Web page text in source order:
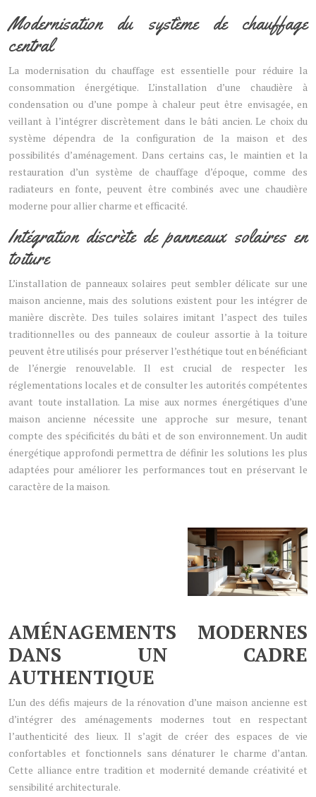
Modernisation du système de chauffage
central
La modernisation du chauffage est essentielle pour réduire la
consommation énergétique. L’installation d’une chaudière à
condensation ou d’une pompe à chaleur peut être envisagée, en
veillant à l’intégrer discrètement dans le bâti ancien. Le choix du
système dépendra de la configuration de la maison et des
possibilités d’aménagement. Dans certains cas, le maintien et la
restauration d’un système de chauffage d’époque, comme des
radiateurs en fonte, peuvent être combinés avec une chaudière
moderne pour allier charme et efficacité.
Intégration discrète de panneaux solaires en
toiture
L’installation de panneaux solaires peut sembler délicate sur une
maison ancienne, mais des solutions existent pour les intégrer de
manière discrète. Des tuiles solaires imitant l’aspect des tuiles
traditionnelles ou des panneaux de couleur assortie à la toiture
peuvent être utilisés pour préserver l’esthétique tout en bénéficiant
de l’énergie renouvelable. Il est crucial de respecter les
réglementations locales et de consulter les autorités compétentes
avant toute installation. La mise aux normes énergétiques d’une
maison ancienne nécessite une approche sur mesure, tenant
compte des spécificités du bâti et de son environnement. Un audit
énergétique approfondi permettra de définir les solutions les plus
adaptées pour améliorer les performances tout en préservant le
caractère de la maison.
AMÉNAGEMENTS MODERNES
DANS UN CADRE
AUTHENTIQUE
L’un des défis majeurs de la rénovation d’une maison ancienne est
d’intégrer des aménagements modernes tout en respectant
l’authenticité des lieux. Il s’agit de créer des espaces de vie
confortables et fonctionnels sans dénaturer le charme d’antan.
Cette alliance entre tradition et modernité demande créativité et
sensibilité architecturale.